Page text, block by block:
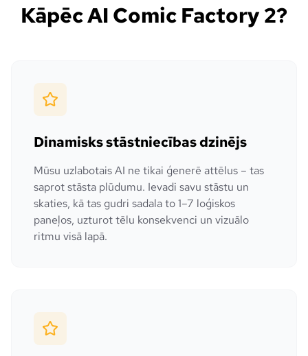
Kāpēc AI Comic Factory 2?
Dinamisks stāstniecības dzinējs
Mūsu uzlabotais AI ne tikai ģenerē attēlus – tas
saprot stāsta plūdumu. Ievadi savu stāstu un
skaties, kā tas gudri sadala to 1–7 loģiskos
paneļos, uzturot tēlu konsekvenci un vizuālo
ritmu visā lapā.